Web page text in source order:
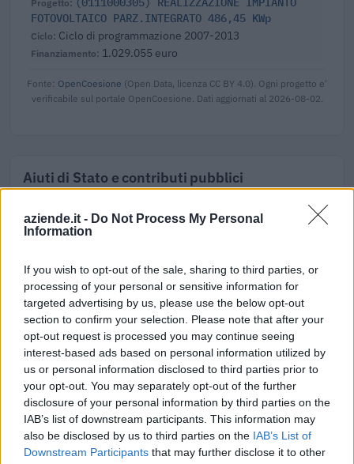
aziende.it - Do Not Process My Personal
Information
If you wish to opt-out of the sale, sharing to third parties, or
processing of your personal or sensitive information for
targeted advertising by us, please use the below opt-out
section to confirm your selection. Please note that after your
opt-out request is processed you may continue seeing
interest-based ads based on personal information utilized by
us or personal information disclosed to third parties prior to
your opt-out. You may separately opt-out of the further
disclosure of your personal information by third parties on the
IAB’s list of downstream participants. This information may
also be disclosed by us to third parties on the IAB’s List of
Downstream Participants that may further disclose it to other
FOTOVOLTAICO PARZ.INTEGRATO 486,45 KWp
Ciclo di programmazione 2007-2013
1.029.055 euro
Fonte: OpenCoesione (Open Data, licenza CC BY 4.0). Ogni progetto e'
verificabile sul portale OpenCoesione. Dati aggiornati al 2026-08-02.
Aiuti di Stato e contributi pubblici
Simic Spa risulta beneficiaria di 24 aiuti o contributi
pubblici per un totale di 428.786 euro (2021–2026).
Regolamento per i fondi interprofessionali per la
formazione continua per la concessioni di aiuti di stato
esentati ai s
FONDIMPRESA
25.750 euro
2026-02-23
Esonero dal versamento dei contributi previdenziali
per l'assunzione di giovani lavoratori ( art. 1 comma 10-15
L. 178/
inps
3.435 euro